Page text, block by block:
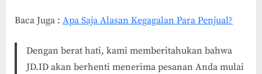
Baca Juga : Apa Saja Alasan Kegagalan Para Penjual?
Dengan berat hati, kami memberitahukan bahwa
JD.ID akan berhenti menerima pesanan Anda mulai